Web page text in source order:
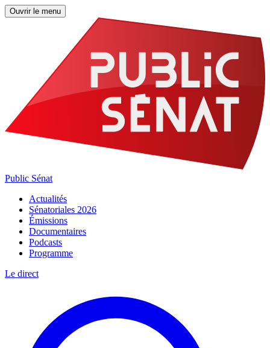
Ouvrir le menu
Public Sénat
Actualités
Sénatoriales 2026
Émissions
Documentaires
Podcasts
Programme
Le direct